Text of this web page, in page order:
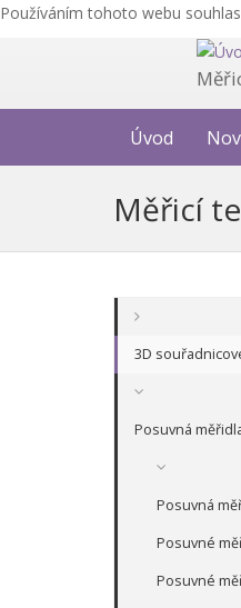
Používáním tohoto webu
Úvod
Měřicí
3D
Posuvná
Posuvná
Posuvné
Posuvné